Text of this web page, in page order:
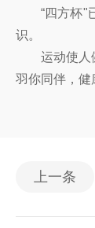
“四方杯"已
识。
运动使人健
羽你同伴，健
上一条